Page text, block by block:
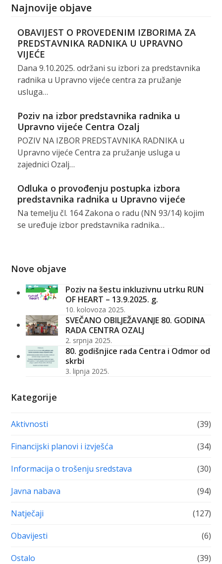
Najnovije objave
OBAVIJEST O PROVEDENIM IZBORIMA ZA
PREDSTAVNIKA RADNIKA U UPRAVNO
VIJEĆE
Dana 9.10.2025. održani su izbori za predstavnika
radnika u Upravno vijeće centra za pružanje
usluga…
Poziv na izbor predstavnika radnika u
Upravno vijeće Centra Ozalj
POZIV NA IZBOR PREDSTAVNIKA RADNIKA u
Upravno vijeće Centra za pružanje usluga u
zajednici Ozalj…
Odluka o provođenju postupka izbora
predstavnika radnika u Upravno vijeće
Na temelju čl. 164 Zakona o radu (NN 93/14) kojim
se uređuje izbor predstavnika radnika…
Nove objave
Poziv na šestu inkluzivnu utrku RUN
OF HEART – 13.9.2025. g.
10. kolovoza 2025.
SVEČANO OBILJEŽAVANJE 80. GODINA
RADA CENTRA OZALJ
2. srpnja 2025.
80. godišnjice rada Centra i Odmor od
skrbi
3. lipnja 2025.
Kategorije
Aktivnosti (39)
Financijski planovi i izvješća (34)
Informacija o trošenju sredstava (30)
Javna nabava (94)
Natječaji (127)
Obavijesti (6)
Ostalo (39)